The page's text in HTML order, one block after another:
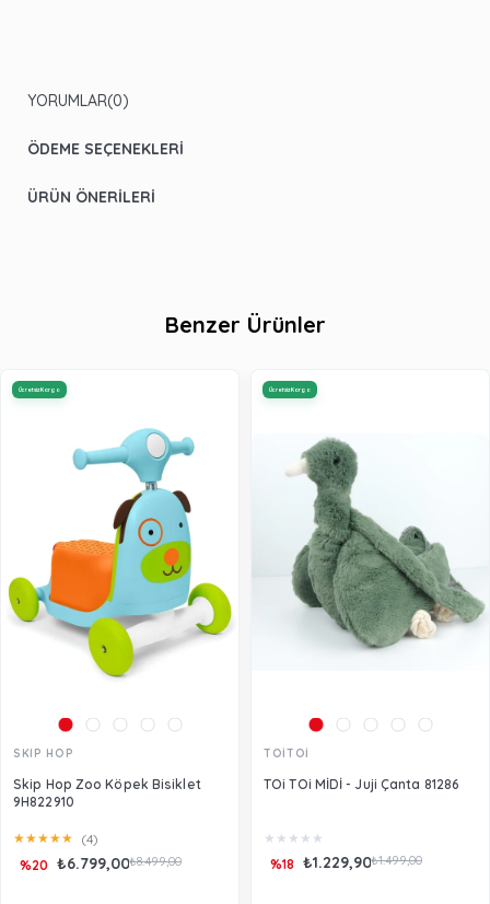
YORUMLAR(0)
ÖDEME SEÇENEKLERI
ÜRÜN ÖNERILERI
Benzer Ürünler
SKIP HOP
Skip Hop Zoo Köpek Bisiklet
9H822910
★★★★★ (4)
₺6.799,00₺8.499,00
%20
Ücretsiz Kargo
TOİTOİ
TOi TOi MİDİ - Juji Çanta 81286
★ ★ ★ ★ ★
₺1.229,90₺1.499,00
%18
Ücretsiz Kargo